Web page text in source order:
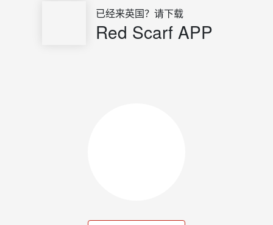
已经来英国？请下载
Red Scarf APP